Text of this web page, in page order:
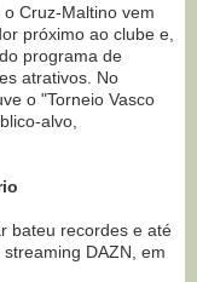
Cruz-Maltino vem
próximo ao clube e,
programa de
atrativos. No
o "Torneio Vasco
alvo,
bateu recordes e até
DAZN, em